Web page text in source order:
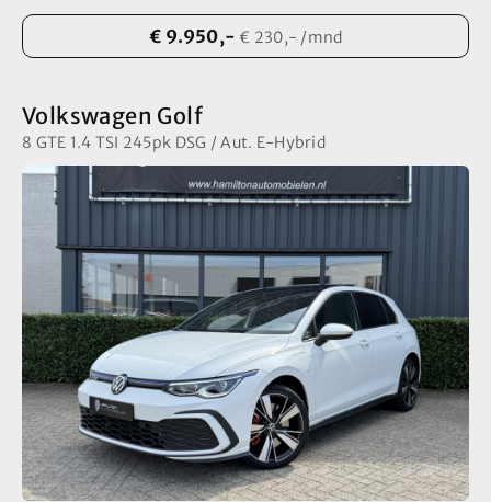
€ 9.950,- € 230,- /mnd
Volkswagen Golf
8 GTE 1.4 TSI 245pk DSG / Aut. E-Hybrid